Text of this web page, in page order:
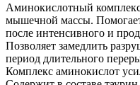
Аминокислотный
мышечной массы.
после интенсивного и
Позволяет замедлить
период длительного
Комплекс аминокислот